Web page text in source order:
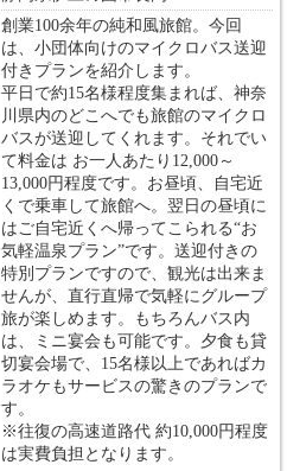
創業100余年の純和風旅館。今回
は、小団体向けのマイクロバス送迎
付きプランを紹介します。
平日で約15名様程度集まれば、神奈
川県内のどこへでも旅館のマイクロ
バスが送迎してくれます。それでい
て料金は お一人あたり12,000～
13,000円程度です。お昼頃、自宅近
くで乗車して旅館へ。翌日の昼頃に
はご自宅近くへ帰ってこられる“お
気軽温泉プラン”です。送迎付きの
特別プランですので、観光は出来ま
せんが、直行直帰で気軽にグループ
旅が楽しめます。もちろんバス内
は、ミニ宴会も可能です。夕食も貸
切宴会場で、15名様以上であればカ
ラオケもサービスの驚きのプランで
す。
※往復の高速道路代 約10,000円程度
は実費負担となります。